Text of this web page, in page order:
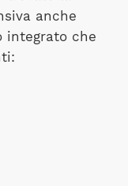
anche
integrato che